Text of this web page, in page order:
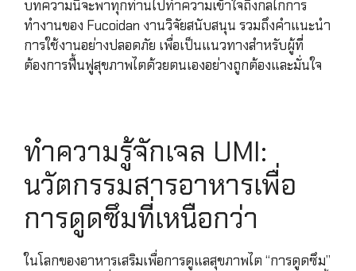
บทความนี้จะพาทุกท่านไปทำความเข้าใจถึงกลไกการ
ทำงานของ Fucoidan งานวิจัยสนับสนุน รวมถึงคำแนะนำ
การใช้งานอย่างปลอดภัย เพื่อเป็นแนวทางสำหรับผู้ที่
ต้องการฟื้นฟูสุขภาพไตด้วยตนเองอย่างถูกต้องและมั่นใจ
ทำความรู้จักเจล UMI:
นวัตกรรมสารอาหารเพื่อ
การดูดซึมที่เหนือกว่า
ในโลกของอาหารเสริมเพื่อการดูแลสุขภาพไต “การดูดซึม”